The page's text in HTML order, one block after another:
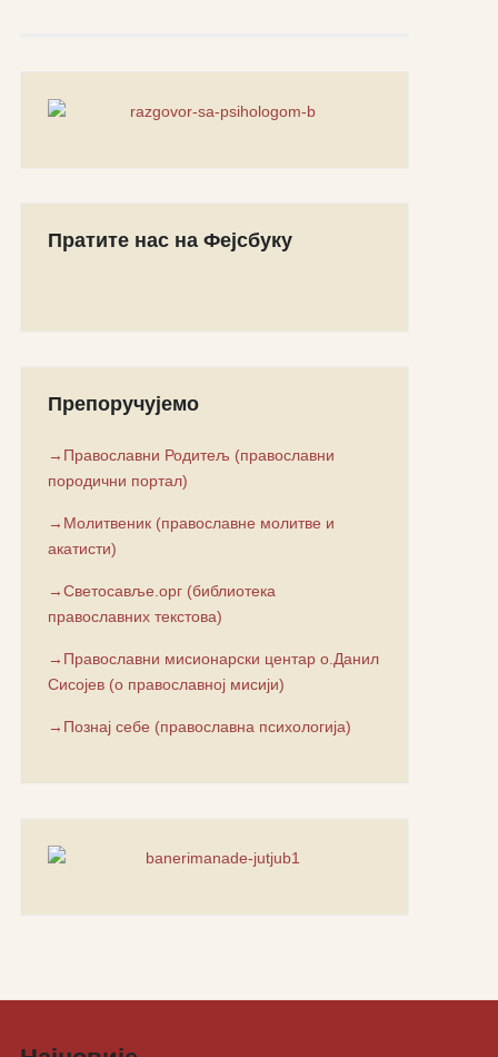
Пратите нас на Фејсбуку
Препоручујемо
→Православни Родитељ (православни
породични портал)
→Молитвеник (православне молитве и
акатисти)
→Светосавље.орг (библиотека
православних текстова)
→Православни мисионарски центар о.Данил
Сисојев (о православној мисији)
→Познај себе (православна психологија)